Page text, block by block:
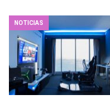
NOTICIAS